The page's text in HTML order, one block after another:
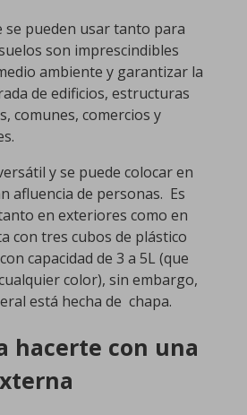
se pueden usar tanto para
son imprescindibles
ambiente y garantizar la
de edificios, estructuras
comunes, comercios y
y se puede colocar en
afluencia de personas. Es
en exteriores como en
con tres cubos de plástico
capacidad de 3 a 5L (que
color), sin embargo,
está hecha de chapa.
hacerte con una